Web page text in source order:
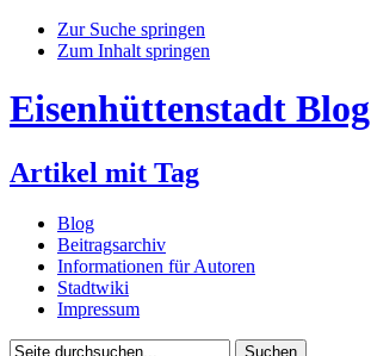
Zur Suche springen
Zum Inhalt springen
Eisenhüttenstadt Blog
Artikel mit Tag
Blog
Beitragsarchiv
Informationen für Autoren
Stadtwiki
Impressum